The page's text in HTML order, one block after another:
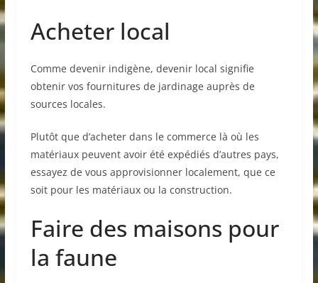
Acheter local
Comme devenir indigène, devenir local signifie
obtenir vos fournitures de jardinage auprès de
sources locales.
Plutôt que d’acheter dans le commerce là où les
matériaux peuvent avoir été expédiés d’autres pays,
essayez de vous approvisionner localement, que ce
soit pour les matériaux ou la construction.
Faire des maisons pour
la faune